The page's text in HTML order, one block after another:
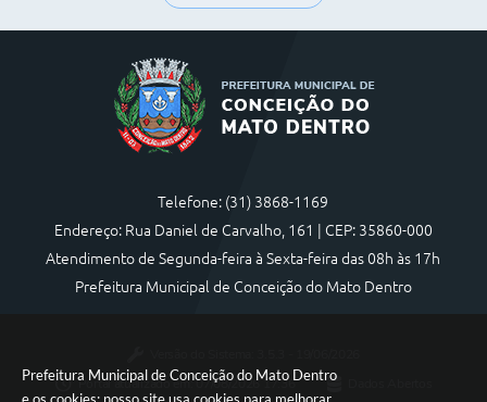
Prefeitura Municipal de Conceição do Mato Dentro
Telefone: (31) 3868-1169
Endereço: Rua Daniel de Carvalho, 161 | CEP: 35860-000
Atendimento de Segunda-feira à Sexta-feira das 08h às 17h
Prefeitura Municipal de Conceição do Mato Dentro
Portal atualizado em:07/08/2026 17:36